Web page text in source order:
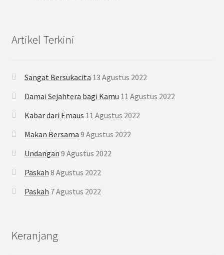
Artikel Terkini
Sangat Bersukacita 13 Agustus 2022
Damai Sejahtera bagi Kamu 11 Agustus 2022
Kabar dari Emaus 11 Agustus 2022
Makan Bersama 9 Agustus 2022
Undangan 9 Agustus 2022
Paskah 8 Agustus 2022
Paskah 7 Agustus 2022
Keranjang